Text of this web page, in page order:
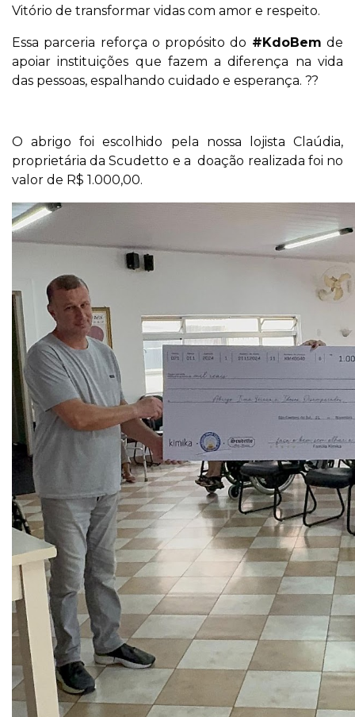
Vitório de transformar vidas com amor e respeito.
Essa parceria reforça o propósito do #KdoBem de
apoiar instituições que fazem a diferença na vida
das pessoas, espalhando cuidado e esperança. ??
O abrigo foi escolhido pela nossa lojista Claúdia,
proprietária da Scudetto e a doação realizada foi no
valor de R$ 1.000,00.